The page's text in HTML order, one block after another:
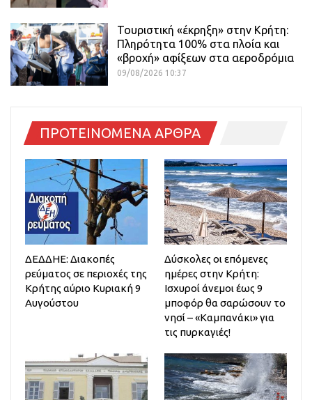
Τουριστική «έκρηξη» στην Κρήτη:
Πληρότητα 100% στα πλοία και
«βροχή» αφίξεων στα αεροδρόμια
09/08/2026 10:37
ΠΡΟΤΕΙΝΟΜΕΝΑ ΑΡΘΡΑ
ΔΕΔΔΗΕ: Διακοπές
ρεύματος σε περιοχές της
Κρήτης αύριο Κυριακή 9
Αυγούστου
Δύσκολες οι επόμενες
ημέρες στην Κρήτη:
Ισχυροί άνεμοι έως 9
μποφόρ θα σαρώσουν το
νησί – «Καμπανάκι» για
τις πυρκαγιές!